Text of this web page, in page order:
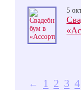
5
← 1 2 3 4